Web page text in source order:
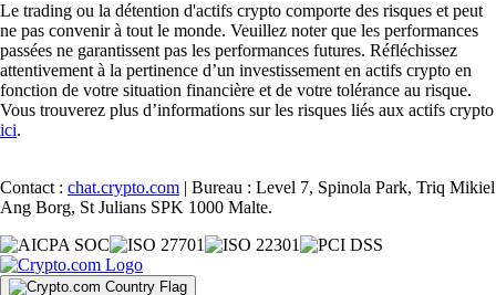
Le trading ou la détention d'actifs crypto comporte des risques et peut
ne pas convenir à tout le monde. Veuillez noter que les performances
passées ne garantissent pas les performances futures. Réfléchissez
attentivement à la pertinence d’un investissement en actifs crypto en
fonction de votre situation financière et de votre tolérance au risque.
Vous trouverez plus d’informations sur les risques liés aux actifs crypto
ici.
Contact : chat.crypto.com | Bureau : Level 7, Spinola Park, Triq Mikiel
Ang Borg, St Julians SPK 1000 Malte.